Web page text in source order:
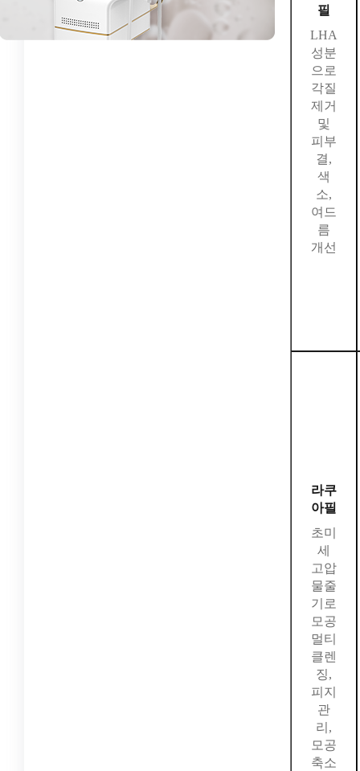
필
LHA
성분
으로
각질
제거
및
피부
결,
색
소,
여드
름
개선
라쿠
아필
초미
세
고압
물줄
기로
모공
멀티
클렌
징,
피지
관
리,
모공
축소